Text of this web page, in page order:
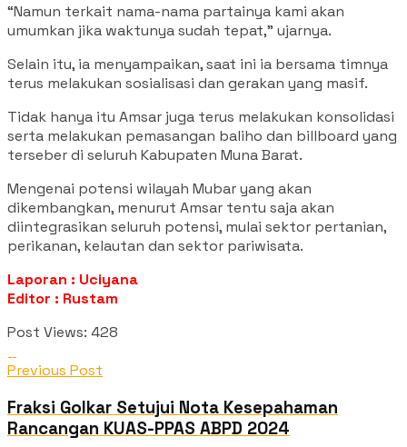
“Namun terkait nama-nama partainya kami akan
umumkan jika waktunya sudah tepat,” ujarnya.
Selain itu, ia menyampaikan, saat ini ia bersama timnya
terus melakukan sosialisasi dan gerakan yang masif.
Tidak hanya itu Amsar juga terus melakukan konsolidasi
serta melakukan pemasangan baliho dan billboard yang
terseber di seluruh Kabupaten Muna Barat.
Mengenai potensi wilayah Mubar yang akan
dikembangkan, menurut Amsar tentu saja akan
diintegrasikan seluruh potensi, mulai sektor pertanian,
perikanan, kelautan dan sektor pariwisata.
Laporan : Uciyana
Editor : Rustam
Post Views: 428
Previous Post
Fraksi Golkar Setujui Nota Kesepahaman
Rancangan KUAS-PPAS ABPD 2024